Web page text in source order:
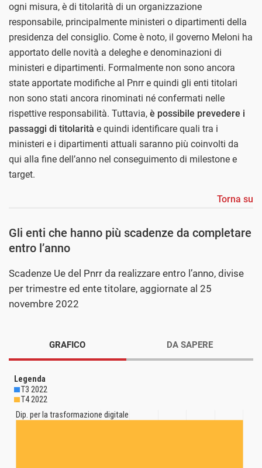
ogni misura, è di titolarità di un organizzazione
responsabile, principalmente ministeri o dipartimenti della
presidenza del consiglio. Come è noto, il governo Meloni ha
apportato delle novità a deleghe e denominazioni di
ministeri e dipartimenti. Formalmente non sono ancora
state apportate modifiche al Pnrr e quindi gli enti titolari
non sono stati ancora rinominati né confermati nelle
rispettive responsabilità. Tuttavia, è possibile prevedere i
passaggi di titolarità e quindi identificare quali tra i
ministeri e i dipartimenti attuali saranno più coinvolti da
qui alla fine dell’anno nel conseguimento di milestone e
target.
Torna su
Gli enti che hanno più scadenze da completare
entro l’anno
Scadenze Ue del Pnrr da realizzare entro l’anno, divise
per trimestre ed ente titolare, aggiornate al 25
novembre 2022
GRAFICO DA SAPERE